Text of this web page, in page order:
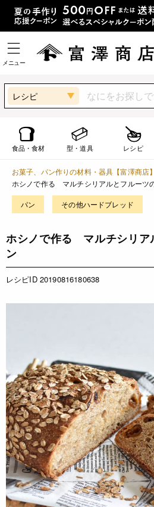
メニュー
レシピ
食品・食材 型・道具 レシピ
お菓子、パン作りの材料・器具【富澤商店】
ホシノで作る マルチシリアルとフルーツ
パン その他ハードブレッド
ホシノで作る マルチシリア
ン
レシピID 20190816180638